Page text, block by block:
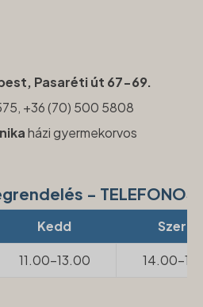
Pasaréti út 67-69.
+36 (70) 500 5808
házi gyermekorvos
- TELEFONOS
Kedd Szerda
11.00-13.00 14.00-